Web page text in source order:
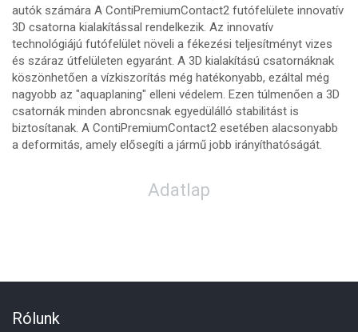
autók számára A ContiPremiumContact2 futófelülete innovatív
3D csatorna kialakítással rendelkezik. Az innovatív
technológiájú futófelület növeli a fékezési teljesítményt vizes
és száraz útfelületen egyaránt. A 3D kialakítású csatornáknak
köszönhetően a vízkiszorítás még hatékonyabb, ezáltal még
nagyobb az "aquaplaning" elleni védelem. Ezen túlmenően a 3D
csatornák minden abroncsnak egyedülálló stabilitást is
biztosítanak. A ContiPremiumContact2 esetében alacsonyabb
a deformitás, amely elősegíti a jármű jobb irányíthatóságát.
Adatlap
Rólunk